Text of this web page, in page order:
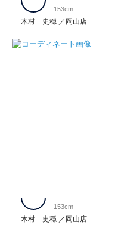
木村 史穏 岡山店
153cm
木村 史穏 岡山店
153cm